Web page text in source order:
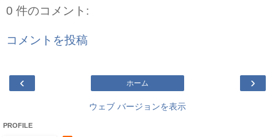
0 件のコメント:
コメントを投稿
‹ ›
ホーム
ウェブ バージョンを表示
PROFILE